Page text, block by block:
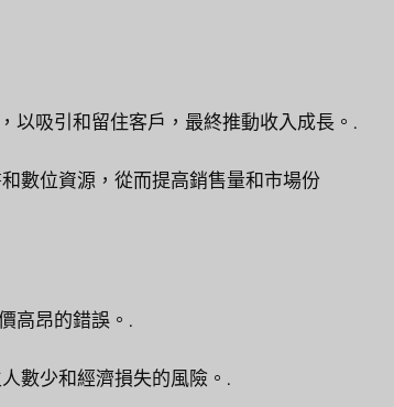
以吸引和留住客戶，最終推動收入成長。.
數位資源，從而提高銷售量和市場份
高昂的錯誤。.
數少和經濟損失的風險。.